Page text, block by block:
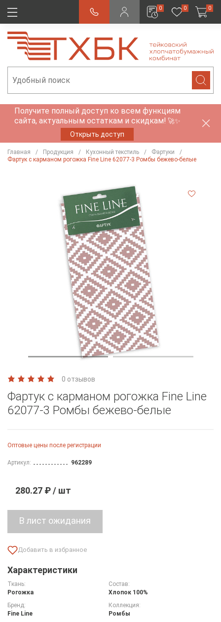
0 0 0
Получите полный доступ ко всем функциям
сайта, актуальным остаткам и скидкам! 🚀✨
Открыть доступ
Главная Продукция Кухонный текстиль
Фартуки
Фартук с карманом рогожка Fine Line 62077-3 Ромбы бежево-белые
0 отзывов
Фартук с карманом рогожка Fine Line
62077-3 Ромбы бежево-белые
Оптовые цены после регистрации
Артикул: 962289
280.27 ₽ / шт
Характеристики
Ткань:
Рогожка
Состав:
Хлопок 100%
Бренд:
Fine Line
Коллекция:
Ромбы